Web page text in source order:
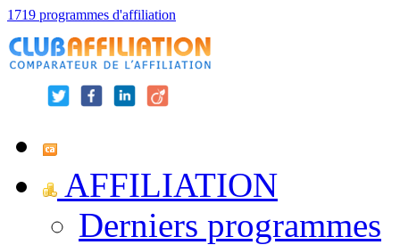
1719 programmes d'affiliation
AFFILIATION
Derniers programmes